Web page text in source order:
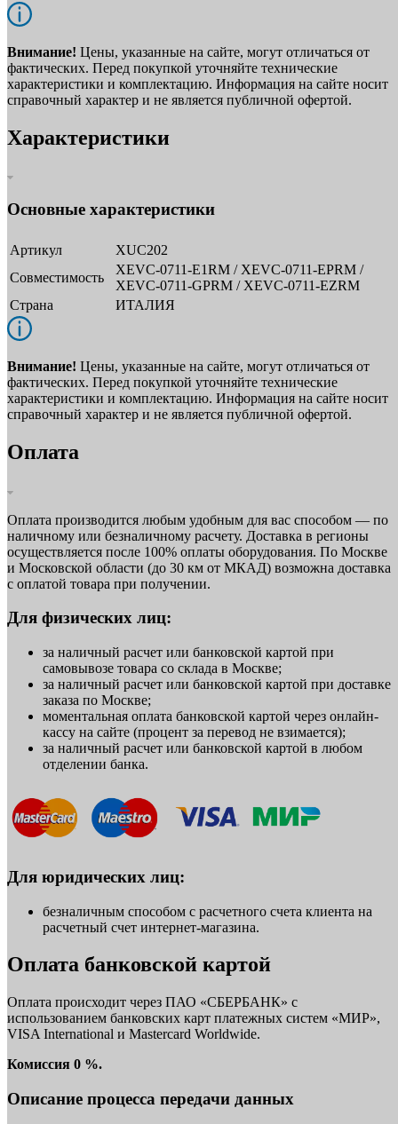
Внимание! Цены, указанные на сайте, могут отличаться от
фактических. Перед покупкой уточняйте технические
характеристики и комплектацию. Информация на сайте носит
справочный характер и не является публичной офертой.
Характеристики
Основные характеристики
Артикул
XUC202
Совместимость
XEVC-0711-E1RM / XEVC-0711-EPRM /
XEVC-0711-GPRM / XEVC-0711-EZRM
Страна
ИТАЛИЯ
Внимание! Цены, указанные на сайте, могут отличаться от
фактических. Перед покупкой уточняйте технические
характеристики и комплектацию. Информация на сайте носит
справочный характер и не является публичной офертой.
Оплата
Оплата производится любым удобным для вас способом — по
наличному или безналичному расчету. Доставка в регионы
осуществляется после 100% оплаты оборудования. По Москве
и Московской области (до 30 км от МКАД) возможна доставка
с оплатой товара при получении.
Для физических лиц:
за наличный расчет или банковской картой при
самовывозе товара со склада в Москве;
за наличный расчет или банковской картой при доставке
заказа по Москве;
моментальная оплата банковской картой через онлайн-
кассу на сайте (процент за перевод не взимается);
за наличный расчет или банковской картой в любом
отделении банка.
Для юридических лиц:
безналичным способом с расчетного счета клиента на
расчетный счет интернет-магазина.
Оплата банковской картой
Оплата происходит через ПАО «СБЕРБАНК» с
использованием банковских карт платежных систем «МИР»,
VISA International и Mastercard Worldwide.
Комиссия 0 %.
Описание процесса передачи данных